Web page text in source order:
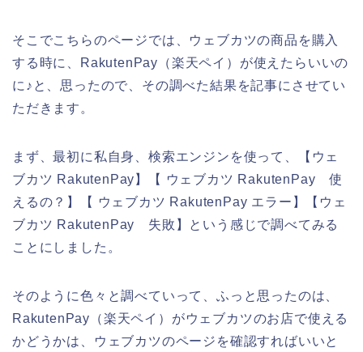
そこでこちらのページでは、ウェブカツの商品を購入
する時に、RakutenPay（楽天ペイ）が使えたらいいの
に♪と、思ったので、その調べた結果を記事にさせてい
ただきます。
まず、最初に私自身、検索エンジンを使って、【ウェ
ブカツ RakutenPay】【 ウェブカツ RakutenPay 使
えるの？】【 ウェブカツ RakutenPay エラー】【ウェ
ブカツ RakutenPay 失敗】という感じで調べてみる
ことにしました。
そのように色々と調べていって、ふっと思ったのは、
RakutenPay（楽天ペイ）がウェブカツのお店で使える
かどうかは、ウェブカツのページを確認すればいいと